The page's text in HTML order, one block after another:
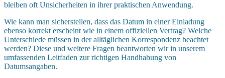
bleiben oft Unsicherheiten in ihrer praktischen Anwendung.
Wie kann man sicherstellen, dass das Datum in einer Einladung
ebenso korrekt erscheint wie in einem offiziellen Vertrag? Welche
Unterschiede müssen in der alltäglichen Korrespondenz beachtet
werden? Diese und weitere Fragen beantworten wir in unserem
umfassenden Leitfaden zur richtigen Handhabung von
Datumsangaben.